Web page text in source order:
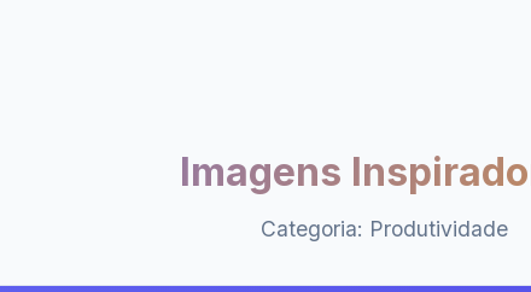
Imagens
Categoria: Produtividade